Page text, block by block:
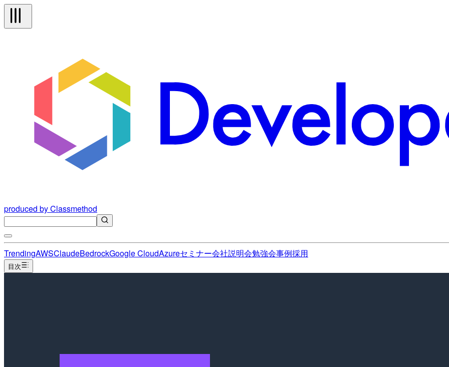
produced by Classmethod
TrendingAWSClaudeBedrockGoogle CloudAzureセミナー会社説明会勉強会事例採用
目次